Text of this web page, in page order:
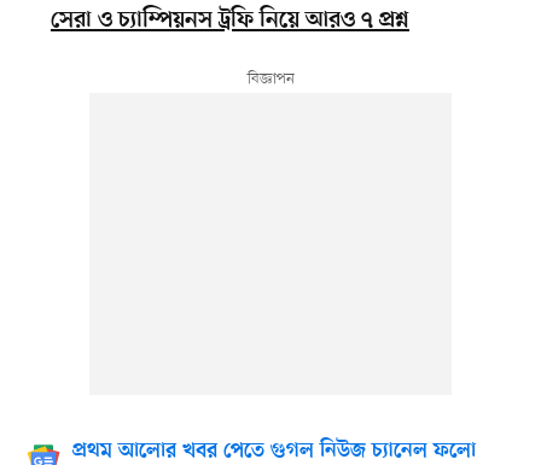
সেরা ও চ্যাম্পিয়নস ট্রফি নিয়ে আরও ৭ প্রশ্ন
প্রথম আলোর খবর পেতে গুগল নিউজ চ্যানেল ফলো